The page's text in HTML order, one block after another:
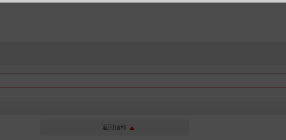
返回顶部